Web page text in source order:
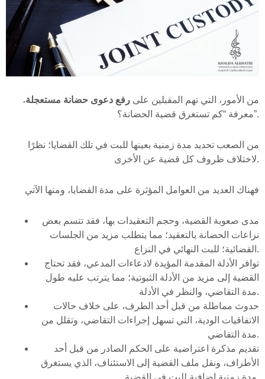
من الأمور، التي تهم المقبلين على رفع دعوى حضانة مستعجلة،
معرفة “كم تستغرق قضية الحضانة؟”.
من الصعب تحديد مدة زمنية بعينها للبت في تلك القضايا؛ نظرًا
لاختلاف ظروف كل قضية عن الأخرى.
فهناك العديد من العوامل المؤثرة على مدة القضايا، ومنها الآتي
مدى صعوبة القضية، وحجم التعقيدات بها، فقد تتسم بعض
نزاعات الحضانة بالتعقيد؛ مما يتطلب مزيد من الجلسات
القضائية؛ للبت النهائي في النزاع.
توافر الأدلة المقدمة المؤيدة لادعاءات المدعي، فقد تحتاج
القضية إلى مزيد من الأدلة الثبوتية؛ مما يترتب عليه طول
مدة التقاضي، والنظر في الأدلة.
حدوث مماطلة من قبل أحد الطرف، على خلاف حالات
الاتفاقيات الودية، التي تسهل إجراءات التقاضي، وتقلل من
مدة التقاضي.
تقديم مذكرة اعتراضية على الحكم الصادر من قبل أحد
الأطراف، ونقل ملف القضية إلى الاستئناف، الذي يستغرق